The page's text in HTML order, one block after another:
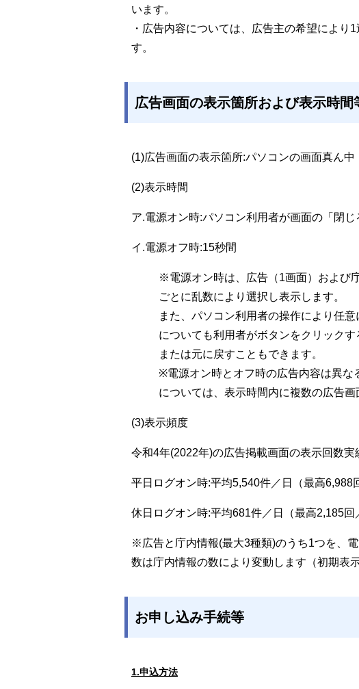
います。
・広告内容については、広告主の希望により
す。
広告画面の表示箇所および表示時間
(1)広告画面の表示箇所:パソコンの画面真ん中
(2)表示時間
ア.電源オン時:パソコン利用者が画面の「閉
イ.電源オフ時:15秒間
※電源オン時は、広告（1画面）および
ごとに乱数により選択し表示します。
また、パソコン利用者の操作により任
についても利用者がボタンをクリック
または元に戻すこともできます。
※電源オン時とオフ時の広告内容は異な
については、表示時間内に複数の広告
(3)表示頻度
令和4年(2022年)の広告掲載画面の表示回数実
平日ログオン時:平均5,540件／日（最高6,988
休日ログオン時:平均681件／日（最高2,185回
※広告と庁内情報(最大3種類)のうち1つを、
数は庁内情報の数により変動します（初期表
お申し込み手続等
1.申込方法